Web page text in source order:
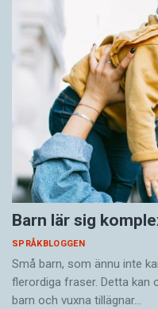
Barn lär sig
SPRÅKBLOGGEN
Små barn, som ännu inte
flerordiga fraser. Detta kan
barn och vuxna tillägnar…